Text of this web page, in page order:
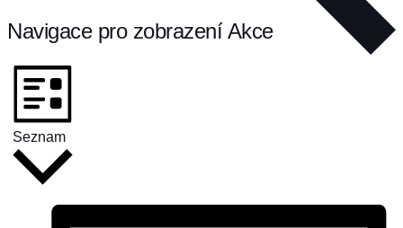
Navigace pro zobrazení Akce
Seznam